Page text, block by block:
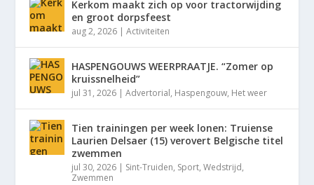
Kerkom maakt zich op voor tractorwijding
en groot dorpsfeest
aug 2, 2026 |Activiteiten
HASPENGOUWS WEERPRAATJE. “Zomer op
kruissnelheid”
jul 31, 2026 |Advertorial, Haspengouw, Het weer
Tien trainingen per week lonen: Truiense
Laurien Delsaer (15) verovert Belgische titel
zwemmen
jul 30, 2026 | Sint-Truiden, Sport,Wedstrijd,
Zwemmen